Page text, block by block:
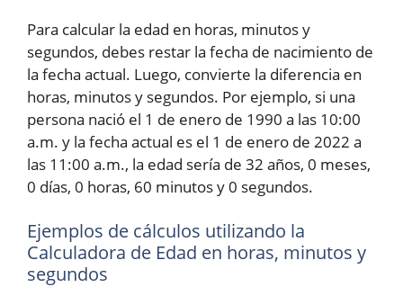
Para calcular la edad en horas, minutos y
segundos, debes restar la fecha de nacimiento de
la fecha actual. Luego, convierte la diferencia en
horas, minutos y segundos. Por ejemplo, si una
persona nació el 1 de enero de 1990 a las 10:00
a.m. y la fecha actual es el 1 de enero de 2022 a
las 11:00 a.m., la edad sería de 32 años, 0 meses,
0 días, 0 horas, 60 minutos y 0 segundos.
Ejemplos de cálculos utilizando la
Calculadora de Edad en horas, minutos y
segundos